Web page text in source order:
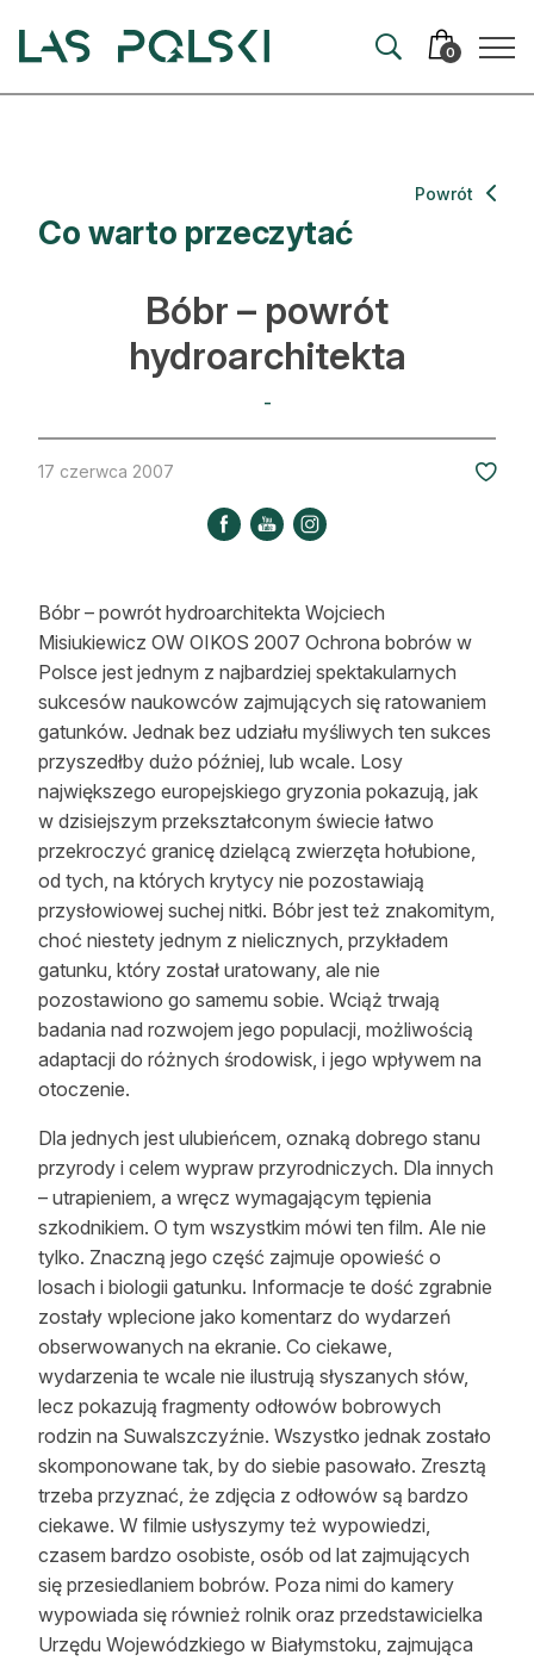
0
Artykuły
Hodowla lasu
Ochrona lasu
Nowe technologie
Kultura i historia
Auto do lasu
Dla drwala
Leśnik na zakupach
Z zagranicy
Edukacja
Lasy prywatne
O nas
100 lat „Lasu Polskiego”
Prenumerata
Reklama
Zostań autorem
Archiwum
Kontakt
Co warto przeczytać
Powrót
Bóbr – powrót
hydroarchitekta
-
17 czerwca 2007
Bóbr – powrót hydroarchitekta Wojciech
Misiukiewicz OW OIKOS 2007 Ochrona bobrów w
Polsce jest jednym z najbardziej spektakularnych
sukcesów naukowców zajmujących się ratowaniem
gatunków. Jednak bez udziału myśliwych ten sukces
przyszedłby dużo później, lub wcale. Losy
największego europejskiego gryzonia pokazują, jak
w dzisiejszym przekształconym świecie łatwo
przekroczyć granicę dzielącą zwierzęta hołubione,
od tych, na których krytycy nie pozostawiają
przysłowiowej suchej nitki. Bóbr jest też znakomitym,
choć niestety jednym z nielicznych, przykładem
gatunku, który został uratowany, ale nie
pozostawiono go samemu sobie. Wciąż trwają
badania nad rozwojem jego populacji, możliwością
adaptacji do różnych środowisk, i jego wpływem na
otoczenie.
Dla jednych jest ulubieńcem, oznaką dobrego stanu
przyrody i celem wypraw przyrodniczych. Dla innych
– utrapieniem, a wręcz wymagającym tępienia
szkodnikiem. O tym wszystkim mówi ten film. Ale nie
tylko. Znaczną jego część zajmuje opowieść o
losach i biologii gatunku. Informacje te dość zgrabnie
zostały wplecione jako komentarz do wydarzeń
obserwowanych na ekranie. Co ciekawe,
wydarzenia te wcale nie ilustrują słyszanych słów,
lecz pokazują fragmenty odłowów bobrowych
rodzin na Suwalszczyźnie. Wszystko jednak zostało
skomponowane tak, by do siebie pasowało. Zresztą
trzeba przyznać, że zdjęcia z odłowów są bardzo
ciekawe. W filmie usłyszymy też wypowiedzi,
czasem bardzo osobiste, osób od lat zajmujących
się przesiedlaniem bobrów. Poza nimi do kamery
wypowiada się również rolnik oraz przedstawicielka
Urzędu Wojewódzkiego w Białymstoku, zajmująca